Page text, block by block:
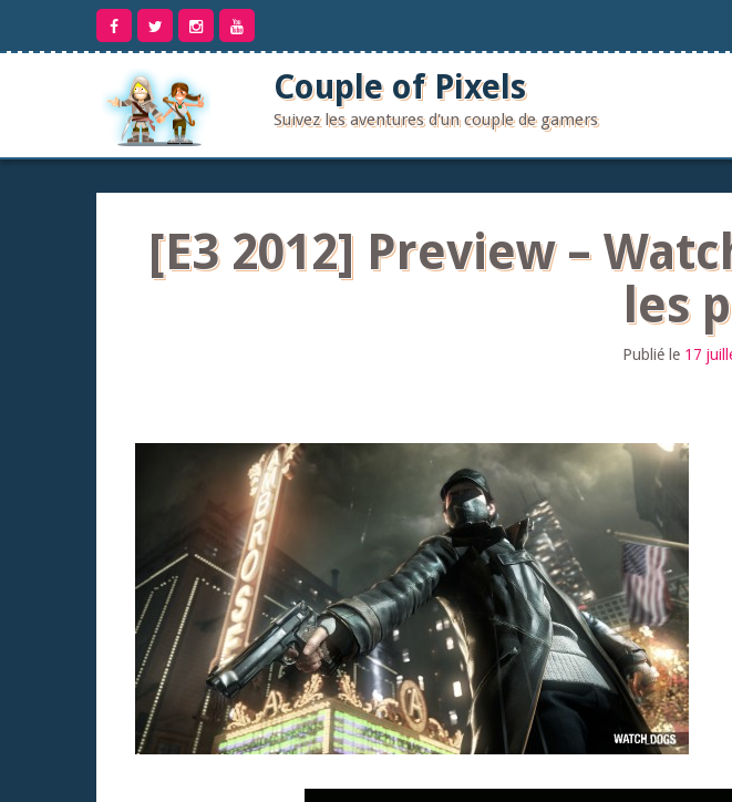
contenu
Couple of Pixels
Suivez les aventures d'un couple de gamers
[E3 2012] Preview –
les
Publié le 17